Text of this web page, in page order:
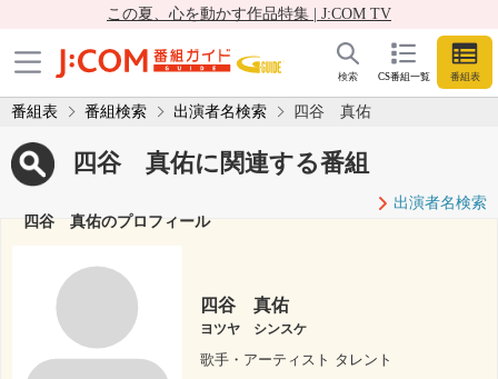
この夏、心を動かす作品特集 | J:COM TV
CS番組一覧 番組表
検索
番組表 番組検索 出演者名検索 四谷 真佑
四谷 真佑に関連する番組
出演者名検索
四谷 真佑のプロフィール
四谷 真佑
ヨツヤ シンスケ
歌手・アーティスト タレント